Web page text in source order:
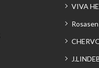
VIVA
Rosasen